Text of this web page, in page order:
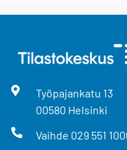
Työpajankatu 13
00580 Helsinki
Vaihde 029 551